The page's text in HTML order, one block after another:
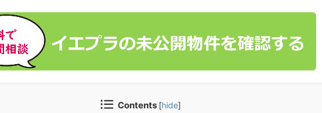
Contents [hide]